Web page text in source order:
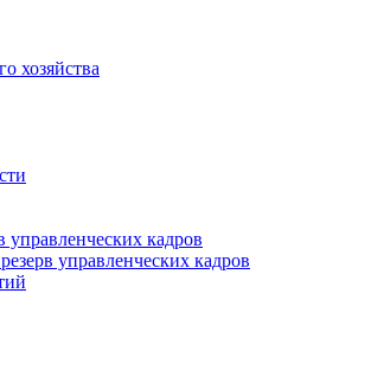
хозяйства
кадров
управленческих кадров